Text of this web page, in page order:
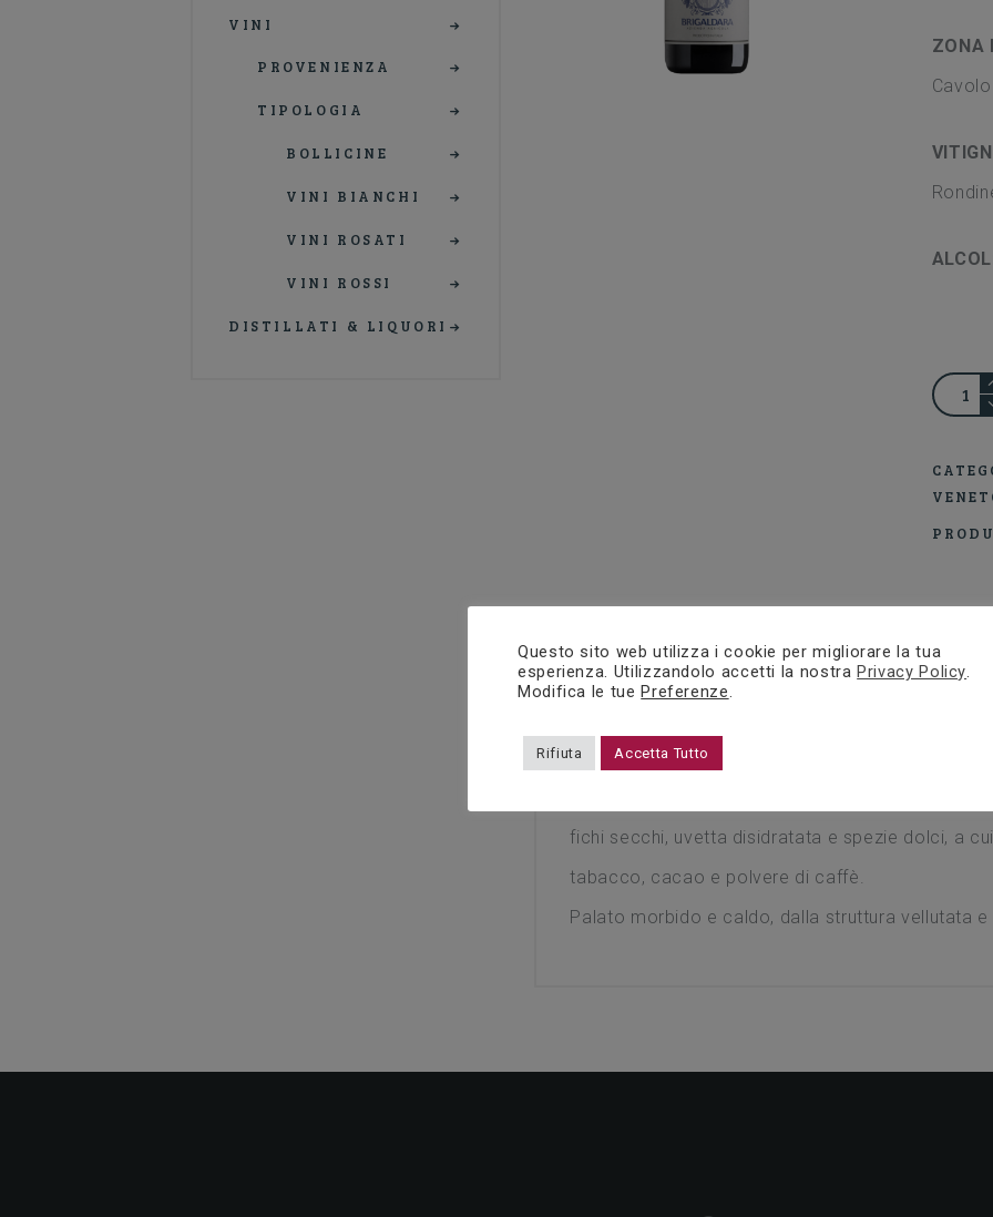
ZONA
DESCRIZIONE
Descrizione
Rosso granato di media intensità, con delicate
complesso e gradevole, richiamando ciliegie,
fichi secchi, uvetta disidratata e spezie dolci, a
tabacco, cacao e polvere di caffè.
Palato morbido e caldo, dalla struttura vellutata
VINI
PROVENIENZA
TIPOLOGIA
BOLLICINE
VINI BIANCHI
VINI ROSATI
VINI ROSSI
DISTILLATI & LIQUORI
Questo sito web utilizza i cookie per migliorare la tua
esperienza. Utilizzandolo accetti la nostraPrivacy Policy
Modifica le tuePreferenze
Rifiuta Accetta Tutto